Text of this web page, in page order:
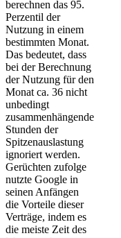
berechnen das 95.
Perzentil der
Nutzung in einem
bestimmten Monat.
Das bedeutet, dass
bei der Berechnung
der Nutzung für den
Monat ca. 36 nicht
unbedingt
zusammenhängende
Stunden der
Spitzenauslastung
ignoriert werden.
Gerüchten zufolge
nutzte Google in
seinen Anfängen
die Vorteile dieser
Verträge, indem es
die meiste Zeit des